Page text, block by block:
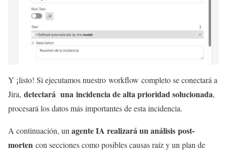
Y ¡listo! Si ejecutamos nuestro workflow completo se conectará a
Jira, detectará una incidencia de alta prioridad solucionada,
procesará los datos más importantes de esta incidencia.
A continuación, un agente IA realizará un análisis post-
morten con secciones como posibles causas raíz y un plan de